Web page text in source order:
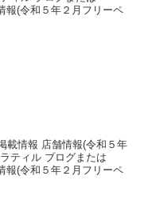
報(令和５年２月フリーペ
載情報 店舗情報(令和５年
ティル ブログまたは
報(令和５年２月フリーペ